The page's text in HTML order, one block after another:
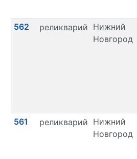
562 реликварий Нижний
Новгород
561 реликварий Нижний
Новгород